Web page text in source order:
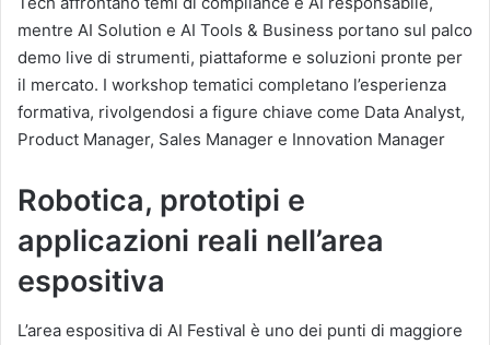
mentre AI Solution e AI Tools & Business portano sul palco
demo live di strumenti, piattaforme e soluzioni pronte per
il mercato. I workshop tematici completano l’esperienza
formativa, rivolgendosi a figure chiave come Data Analyst,
Product Manager, Sales Manager e Innovation Manager
Robotica, prototipi e
applicazioni reali nell’area
espositiva
L’area espositiva di AI Festival è uno dei punti di maggiore